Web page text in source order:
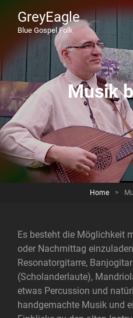
GreyEagle
Blue Gospel Folk
Musik
Home >
Es besteht die Möglichkeit
oder Nachmittag
Resonatorgitarre,
(Scholanderlaute),
etwas Percussion und
handgemachte Musik und